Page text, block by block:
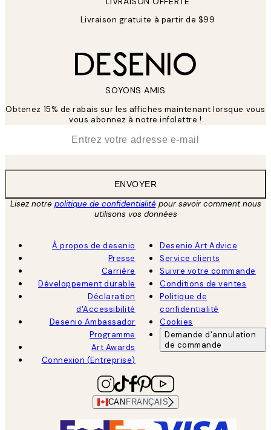
Livraison gratuite à partir de $99
SOYONS AMIS
Obtenez 15% de rabais sur les affiches maintenant lorsque vous
vous abonnez à notre infolettre !
ENVOYER
Lisez notre politique de confidentialitépour savoir comment nous
utilisons vos données
À propos de desenio
Presse
Carrière
Développement durable
Déclaration
d'Accessibilité
Desenio Ambassador
Programme
Art Awards
Connexion (Entreprise)
Desenio Art Advice
Service clients
Suivre votre commande
Conditions de ventes
Politique de
confidentialité
Cookies
Demande d'annulation
de commande
CAN FRANÇAIS